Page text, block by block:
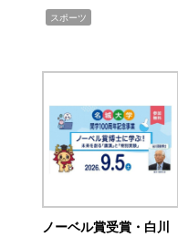
スポーツ
ノーベル賞受賞・白川